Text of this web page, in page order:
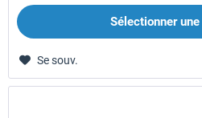
Sélectionner
Se souv.